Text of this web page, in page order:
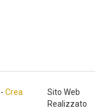
- Crea
Sito Web
Realizzato